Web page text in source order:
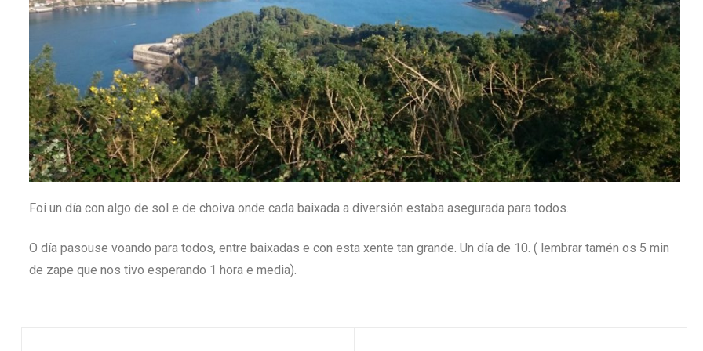
Foi un día con algo de sol e de choiva onde cada baixada a diversión estaba asegurada para todos.
O día pasouse voando para todos, entre baixadas e con esta xente tan grande. Un día de 10. ( lembrar tamén os 5 min
de zape que nos tivo esperando 1 hora e media).